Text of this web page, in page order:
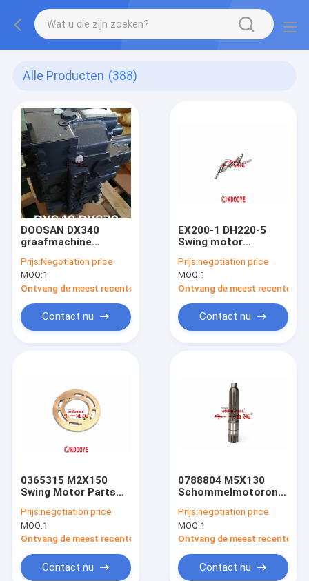
Alle Producten (388)
DOOSAN DX340
graafmachine
Hydraulische
besturingsklep
K1002989A 410105-
00575
Prijs:Negotiation price
MOQ:1
Ontvang de meest recente Prijs
Contact nu
EX200-1 DH220-5
Swing motor
push rod 0365310
M2X150
Prijs:negotiation price
MOQ:1
Ontvang de meest recente
Contact nu
0365315 M2X150
Swing Motor Parts
EX200-1 DH220-5
DH220-7
Prijs:negotiation price
MOQ:1
Ontvang de meest recente Prijs
Contact nu
0788804 M5X130
Zx230-3 320c
Prijs:negotiation price
MOQ:1
Ontvang de meest recente
Contact nu